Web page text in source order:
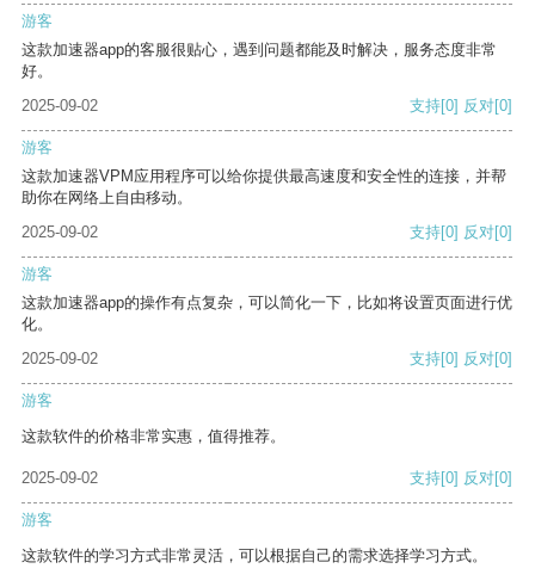
游客
这款加速器app的客服很贴心，遇到问题都能及时解决，服务态度非常
好。
2025-09-02
支持[0] 反对[0]
游客
这款加速器VPM应用程序可以给你提供最高速度和安全性的连接，并帮
助你在网络上自由移动。
2025-09-02
支持[0] 反对[0]
游客
这款加速器app的操作有点复杂，可以简化一下，比如将设置页面进行优
化。
2025-09-02
支持[0] 反对[0]
游客
这款软件的价格非常实惠，值得推荐。
2025-09-02 支持[0] 反对[0]
游客
这款软件的学习方式非常灵活，可以根据自己的需求选择学习方式。